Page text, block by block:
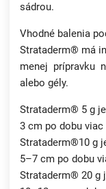
sádrou.
Vhodné balenia
Strataderm® má
menej prípravku
alebo gély.
Strataderm® 5 g
3 cm po dobu viac
Strataderm®10 g
5–7 cm po dobu
Strataderm® 20 g